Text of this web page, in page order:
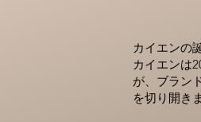
カイエンは
が、ブラン
を切り開き
カイエンの